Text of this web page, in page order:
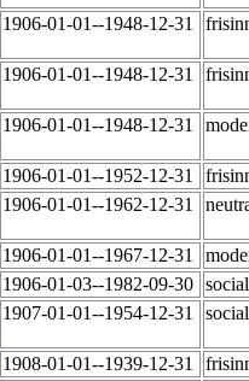
1906-01-01--1948-12-31
1906-01-01--1948-12-31
1906-01-01--1948-12-31
1906-01-01--1952-12-31
1906-01-01--1962-12-31
1906-01-01--1967-12-31
1906-01-03--1982-09-30
1907-01-01--1954-12-31
1908-01-01--1939-12-31